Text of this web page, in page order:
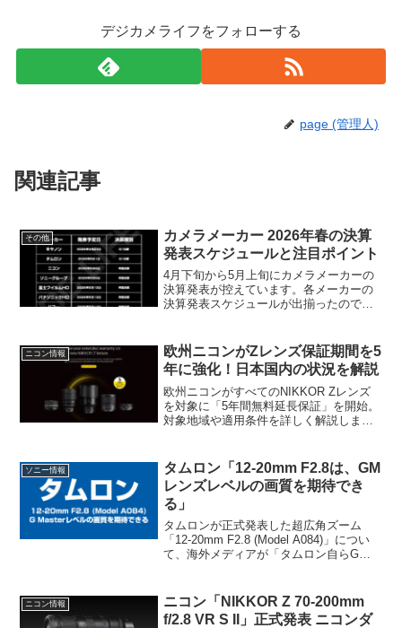
デジカメライフをフォローする
page (管理人)
関連記事
その他
カメラメーカー 2026年春の決算
発表スケジュールと注目ポイント
4月下旬から5月上旬にカメラメーカーの
決算発表が控えています。各メーカーの
決算発表スケジュールが出揃ったので表
れる可能性があります。決算発表スケジ
ュールメーカー発...
ニコン情報
欧州ニコンがZレンズ保証期間を5
年に強化！日本国内の状況を解説
欧州ニコンがすべてのNIKKOR Zレンズ
を対象に「5年間無料延長保証」を開始。
対象地域や適用条件を詳しく解説しま
証など、国内ユーザーが利用できる最新
の保証状況と比較しました。
ソニー情報
タムロン「12-20mm F2.8は、GM
レンズレベルの画質を期待でき
る」
タムロンが正式発表した超広角ズーム
「12-20mm F2.8 (Model A084)」につい
て、海外メディアが「タムロン自らG
F2.8 GMより約10万円安価な大注目レン
ズの魅力を考察します。
ニコン情報
ニコン「NIKKOR Z 70-200mm
f/2.8 VR S II」正式発表 ニコンダ